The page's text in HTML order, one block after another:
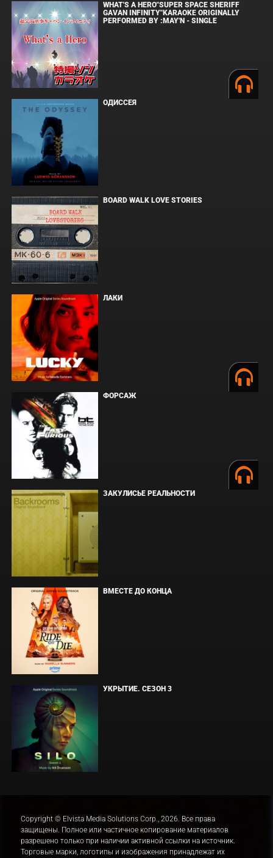
WHAT'S A HERO"SUPER SPACE SHERIFF
GAVAN INFINITY"KARAOKE ORIGINALLY
PERFORMED BY :MAY'N - SINGLE
ОДИССЕЯ
BOARD WALK LOVE STORIES
ЛАКИ
ФОРСАЖ
ЗАКУЛИСЬЕ РЕАЛЬНОСТИ
ВМЕСТЕ ДО КОНЦА
УКРЫТИЕ. СЕЗОН 3
Copyright © Elvista Media Solutions Corp., 2026. Все права
защищены. Полное или частичное копирование материалов
разрешено только при наличии активной ссылки на источник.
Торговые марки, логотипы и изображения принадлежат их